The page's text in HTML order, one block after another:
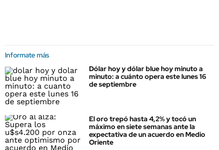
Informate más
Dólar hoy y dólar blue hoy minuto a
minuto: a cuánto opera este lunes 16
de septiembre
El oro trepó hasta 4,2% y tocó un
máximo en siete semanas ante la
expectativa de un acuerdo en Medio
Oriente